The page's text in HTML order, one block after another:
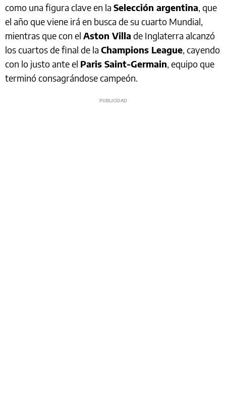
como una figura clave en la Selección argentina, que
el año que viene irá en busca de su cuarto Mundial,
mientras que con el Aston Villa de Inglaterra alcanzó
los cuartos de final de la Champions League, cayendo
con lo justo ante el Paris Saint-Germain, equipo que
terminó consagrándose campeón.